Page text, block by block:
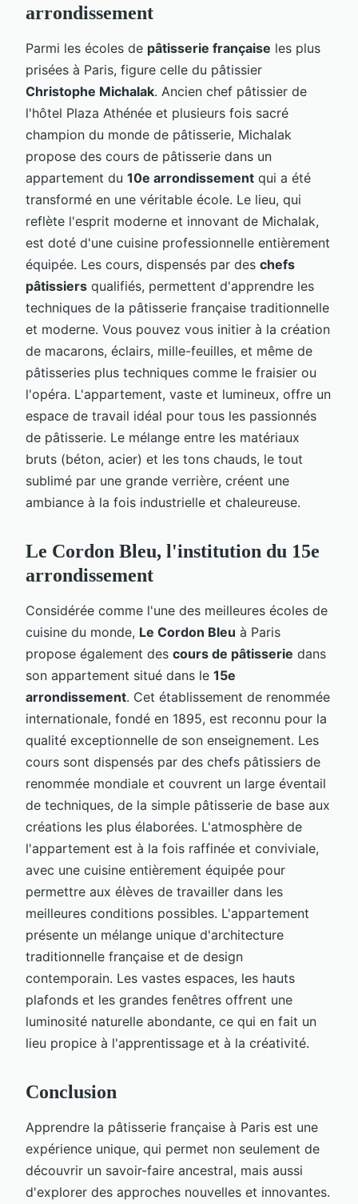
arrondissement
Parmi les écoles de pâtisserie française les plus
prisées à Paris, figure celle du pâtissier
Christophe Michalak. Ancien chef pâtissier de
l'hôtel Plaza Athénée et plusieurs fois sacré
champion du monde de pâtisserie, Michalak
propose des cours de pâtisserie dans un
appartement du 10e arrondissement qui a été
transformé en une véritable école. Le lieu, qui
reflète l'esprit moderne et innovant de Michalak,
est doté d'une cuisine professionnelle entièrement
équipée. Les cours, dispensés par des chefs
pâtissiers qualifiés, permettent d'apprendre les
techniques de la pâtisserie française traditionnelle
et moderne. Vous pouvez vous initier à la création
de macarons, éclairs, mille-feuilles, et même de
pâtisseries plus techniques comme le fraisier ou
l'opéra. L'appartement, vaste et lumineux, offre un
espace de travail idéal pour tous les passionnés
de pâtisserie. Le mélange entre les matériaux
bruts (béton, acier) et les tons chauds, le tout
sublimé par une grande verrière, créent une
ambiance à la fois industrielle et chaleureuse.
Le Cordon Bleu, l'institution du 15e
arrondissement
Considérée comme l'une des meilleures écoles de
cuisine du monde, Le Cordon Bleu à Paris
propose également des cours de pâtisserie dans
son appartement situé dans le 15e
arrondissement. Cet établissement de renommée
internationale, fondé en 1895, est reconnu pour la
qualité exceptionnelle de son enseignement. Les
cours sont dispensés par des chefs pâtissiers de
renommée mondiale et couvrent un large éventail
de techniques, de la simple pâtisserie de base aux
créations les plus élaborées. L'atmosphère de
l'appartement est à la fois raffinée et conviviale,
avec une cuisine entièrement équipée pour
permettre aux élèves de travailler dans les
meilleures conditions possibles. L'appartement
présente un mélange unique d'architecture
traditionnelle française et de design
contemporain. Les vastes espaces, les hauts
plafonds et les grandes fenêtres offrent une
luminosité naturelle abondante, ce qui en fait un
lieu propice à l'apprentissage et à la créativité.
Conclusion
Apprendre la pâtisserie française à Paris est une
expérience unique, qui permet non seulement de
découvrir un savoir-faire ancestral, mais aussi
d'explorer des approches nouvelles et innovantes.